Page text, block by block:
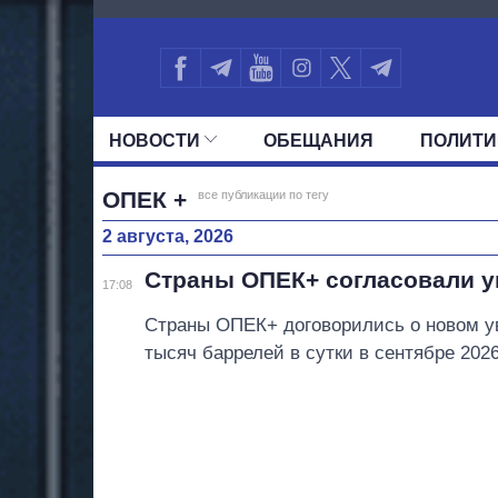
1666
НОВОСТИ ОБЕЩАНИЯ
ВСЕ ПОЛИТИКИ
ОПЕК + все публикации по тегу
2 августа, 2026
17:08 Страны ОПЕК+ согласовали
Страны ОПЕК+ договорились о новом
тысяч баррелей в сутки в сентябре